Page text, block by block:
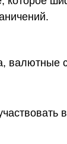
валютные